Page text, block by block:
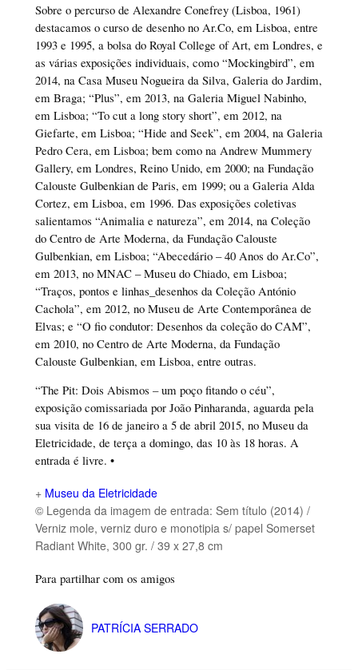
Sobre o percurso de Alexandre Conefrey (Lisboa, 1961)
destacamos o curso de desenho no Ar.Co, em Lisboa, entre
1993 e 1995, a bolsa do Royal College of Art, em Londres, e
as várias exposições individuais, como “Mockingbird”, em
2014, na Casa Museu Nogueira da Silva, Galeria do Jardim,
em Braga; “Plus”, em 2013, na Galeria Miguel Nabinho,
em Lisboa; “To cut a long story short”, em 2012, na
Giefarte, em Lisboa; “Hide and Seek”, em 2004, na Galeria
Pedro Cera, em Lisboa; bem como na Andrew Mummery
Gallery, em Londres, Reino Unido, em 2000; na Fundação
Calouste Gulbenkian de Paris, em 1999; ou a Galeria Alda
Cortez, em Lisboa, em 1996. Das exposições coletivas
salientamos “Animalia e natureza”, em 2014, na Coleção
do Centro de Arte Moderna, da Fundação Calouste
Gulbenkian, em Lisboa; “Abecedário – 40 Anos do Ar.Co”,
em 2013, no MNAC – Museu do Chiado, em Lisboa;
“Traços, pontos e linhas_desenhos da Coleção António
Cachola”, em 2012, no Museu de Arte Contemporânea de
Elvas; e “O fio condutor: Desenhos da coleção do CAM”,
em 2010, no Centro de Arte Moderna, da Fundação
Calouste Gulbenkian, em Lisboa, entre outras.
“The Pit: Dois Abismos – um poço fitando o céu”,
exposição comissariada por João Pinharanda, aguarda pela
sua visita de 16 de janeiro a 5 de abril 2015, no Museu da
Eletricidade, de terça a domingo, das 10 às 18 horas. A
entrada é livre. •
+ Museu da Eletricidade
© Legenda da imagem de entrada: Sem título (2014) /
Verniz mole, verniz duro e monotipia s/ papel Somerset
Radiant White, 300 gr. / 39 x 27,8 cm
Para partilhar com os amigos
PATRÍCIA SERRADO